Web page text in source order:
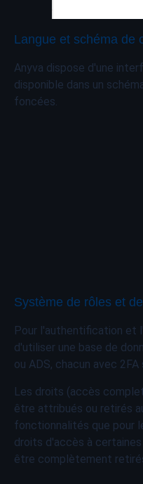
Langue et schéma de
Anyva dispose d'une
disponible dans un
foncées.
Système de rôles et
Pour l'authentification et
d'utiliser une base de
ou ADS, chacun avec
Les droits (accès
être attribués ou retirés
fonctionnalités que pour
droits d'accès à
être complètement